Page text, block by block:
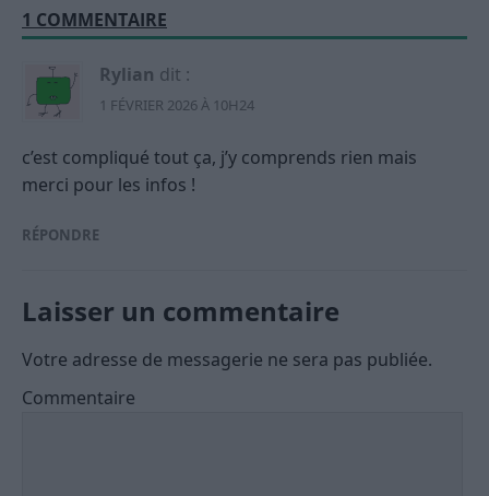
1 COMMENTAIRE
Rylian dit :
1 FÉVRIER 2026 À 10H24
c’est compliqué tout ça, j’y comprends rien mais
merci pour les infos !
RÉPONDRE
Laisser un commentaire
Votre adresse de messagerie ne sera pas publiée.
Commentaire